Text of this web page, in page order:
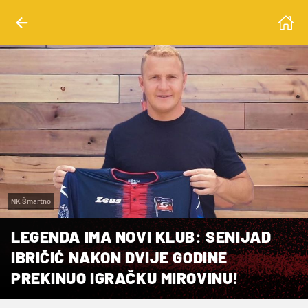
NK Šmartno
LEGENDA IMA NOVI KLUB: SENIJAD
IBRIČIĆ NAKON DVIJE GODINE
PREKINUO IGRAČKU MIROVINU!